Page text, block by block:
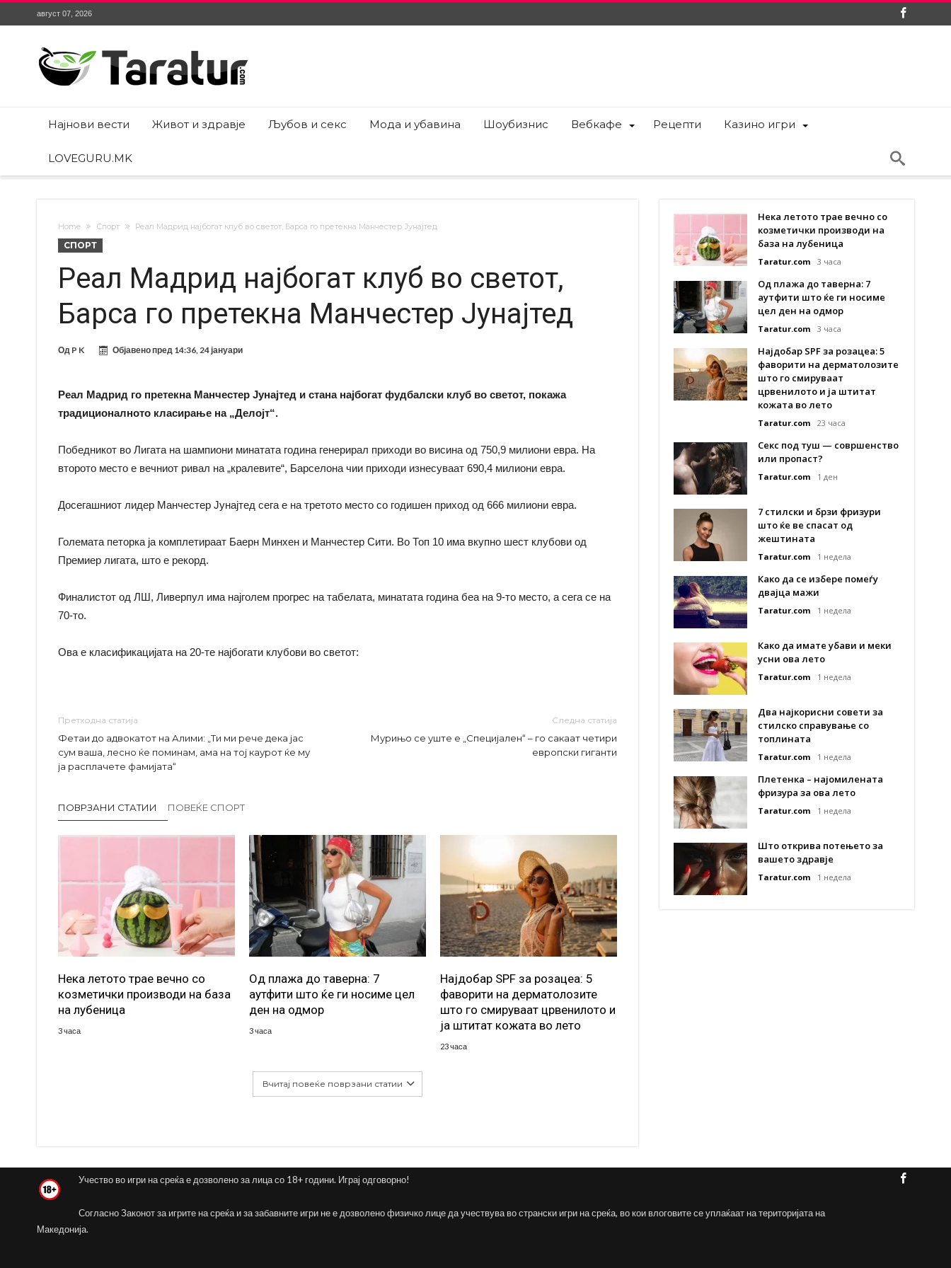
август 07, 2026
Најнови вести Живот и здравје Љубов и секс Мода и убавина Шоубизнис Вебкафе Рецепти Казино игри
LOVEGURU.MK
Home Спорт Реал Мадрид најбогат клуб во светот, Барса го претекна Манчестер Јунајтед
СПОРТ
Реал Мадрид најбогат клуб во светот,
Барса го претекна Манчестер Јунајтед
Од P K Објавено пред 14:36, 24 јануари
Реал Мадрид го претекна Манчестер Јунајтед и стана најбогат фудбалски клуб во светот, покажа
традиционалното класирање на „Делојт“.
Победникот во Лигата на шампиони минатата година генерирал приходи во висина од 750,9 милиони евра. На
второто место е вечниот ривал на „кралевите“, Барселона чии приходи изнесуваат 690,4 милиони евра.
Досегашниот лидер Манчестер Јунајтед сега е на третото место со годишен приход од 666 милиони евра.
Големата петорка ја комплетираат Баерн Минхен и Манчестер Сити. Во Топ 10 има вкупно шест клубови од
Премиер лигата, што е рекорд.
Финалистот од ЛШ, Ливерпул има најголем прогрес на табелата, минатата година беа на 9-то место, а сега се на
70-то.
Ова е класификацијата на 20-те најбогати клубови во светот:
Претходна статија
Фетаи до адвокатот на Алими: „Ти ми рече дека јас
сум ваша, лесно ќе поминам, ама на тој каурот ќе му
ја расплачете фамијата“
Следна статија
Мурињо се уште е „Специјален“ – го сакаат четири
европски гиганти
ПОВРЗАНИ СТАТИИ ПОВЕЌЕ СПОРТ
Нека летото трае вечно со
козметички производи на база
на лубеница
3 часа
Од плажа до таверна: 7
аутфити што ќе ги носиме цел
ден на одмор
3 часа
Најдобар SPF за розацеа: 5
фаворити на дерматолозите
што го смируваат црвенилото и
ја штитат кожата во лето
23 часа
Вчитај повеќе поврзани статии
Нека летото трае вечно со
козметички производи на
база на лубеница
Taratur.com 3 часа
Од плажа до таверна: 7
аутфити што ќе ги носиме
цел ден на одмор
Taratur.com 3 часа
Најдобар SPF за розацеа: 5
фаворити на дерматолозите
што го смируваат
црвенилото и ја штитат
кожата во лето
Taratur.com 23 часа
Секс под туш — совршенство
или пропаст?
Taratur.com 1 ден
7 стилски и брзи фризури
што ќе ве спасат од
жештината
Taratur.com 1 недела
Како да се избере помеѓу
двајца мажи
Taratur.com 1 недела
Како да имате убави и меки
усни ова лето
Taratur.com 1 недела
Два најкорисни совети за
стилско справување со
топлината
Taratur.com 1 недела
Плетенка – најомилената
фризура за ова лето
Taratur.com 1 недела
Што открива потењето за
вашето здравје
Taratur.com 1 недела
Учество во игри на среќа е дозволено за лица со 18+ години. Играј одговорно!
Согласно Законот за игрите на среќа и за забавните игри не е дозволено физичко лице да учествува во странски игри на среќа, во кои влоговите се уплаќаат на територијата на
Македонија.